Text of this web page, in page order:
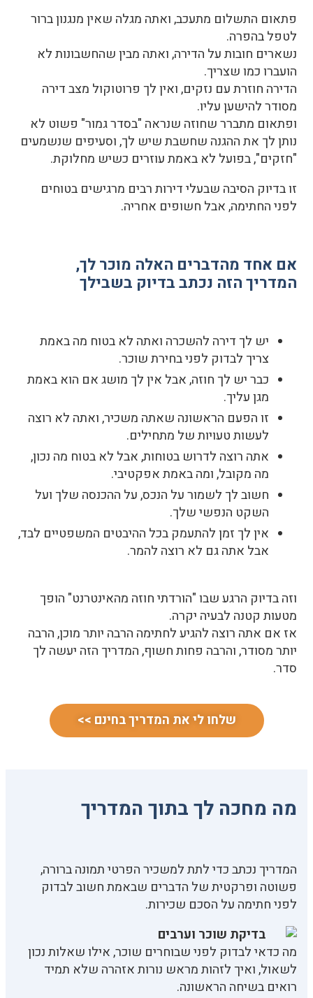
פתאום התשלום מתעכב, ואתה מגלה שאין מנגנון ברור
לטפל בהפרה.
נשארים חובות על הדירה, ואתה מבין שהחשבונות לא
הועברו כמו שצריך.
הדירה חוזרת עם נזקים, ואין לך פרוטוקול מצב דירה
מסודר להישען עליו.
ופתאום מתברר שחוזה שנראה "בסדר גמור" פשוט לא
נותן לך את ההגנה שחשבת שיש לך, וסעיפים שנשמעים
"חזקים", בפועל לא באמת עוזרים כשיש מחלוקת.
זו בדיוק הסיבה שבעלי דירות רבים מרגישים בטוחים
לפני החתימה, אבל חשופים אחריה.
אם אחד מהדברים האלה מוכר לך,
המדריך הזה נכתב בדיוק בשבילך
יש לך דירה להשכרה ואתה לא בטוח מה באמת
צריך לבדוק לפני בחירת שוכר.
כבר יש לך חוזה, אבל אין לך מושג אם הוא באמת
מגן עליך.
זו הפעם הראשונה שאתה משכיר, ואתה לא רוצה
לעשות טעויות של מתחילים.
אתה רוצה לדרוש בטוחות, אבל לא בטוח מה נכון,
מה מקובל, ומה באמת אפקטיבי.
חשוב לך לשמור על הנכס, על ההכנסה שלך ועל
השקט הנפשי שלך.
אין לך זמן להתעמק בכל ההיבטים המשפטיים לבד,
אבל אתה גם לא רוצה להמר.
וזה בדיוק הרגע שבו "הורדתי חוזה מהאינטרנט" הופך
מטעות קטנה לבעיה יקרה.
אז אם אתה רוצה להגיע לחתימה הרבה יותר מוכן, הרבה
יותר מסודר, והרבה פחות חשוף, המדריך הזה יעשה לך
סדר.
שלחו לי את המדריך בחינם >>
מה מחכה לך בתוך המדריך
המדריך נכתב כדי לתת למשכיר הפרטי תמונה ברורה,
פשוטה ופרקטית של הדברים שבאמת חשוב לבדוק
לפני חתימה על הסכם שכירות.
בדיקת שוכר וערבים
מה כדאי לבדוק לפני שבוחרים שוכר, אילו שאלות נכון
לשאול, ואיך לזהות מראש נורות אזהרה שלא תמיד
רואים בשיחה הראשונה.